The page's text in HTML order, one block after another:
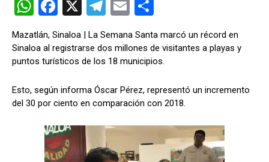
W
h
at
s
A
p
F
a
ce
b
o
o
k
X
T
e
gr
a
m
E
m
ail m
p
ar
tir
Mazatlán, Sinaloa | La Semana Santa marcó un récord en
Sinaloa al registrarse dos millones de visitantes a playas y
puntos turísticos de los 18 municipios.
Esto, según informa Óscar Pérez, representó un incremento
del 30 por ciento en comparación con 2018.